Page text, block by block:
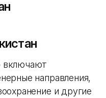
включают
направления,
и другие